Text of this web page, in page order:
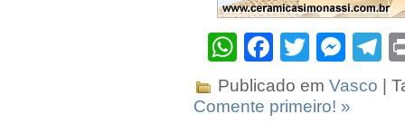
WhatsApp
Facebook
Twitter
Publicado em Vasco |
Comente primeiro! »